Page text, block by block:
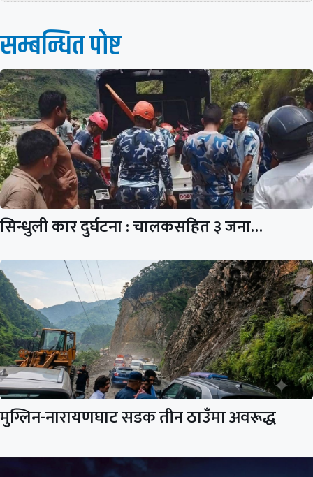
सम्बन्धित पाेष्ट
सिन्धुली कार दुर्घटना : चालकसहित ३ जना…
मुग्लिन-नारायणघाट सडक तीन ठाउँमा अवरूद्ध